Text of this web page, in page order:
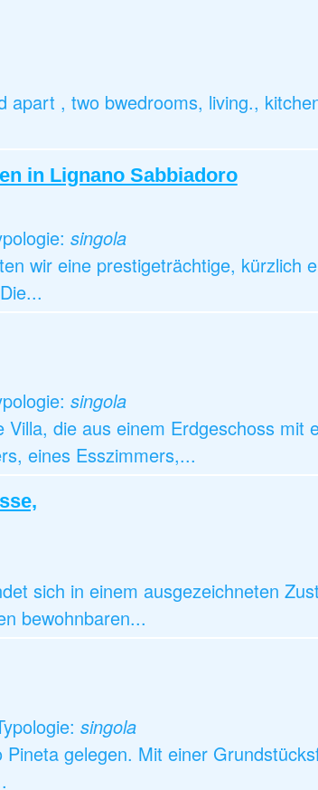
, two bwedrooms, living.,
in Lignano Sabbiadoro
singola
wir eine prestigeträchtige, kürzlich
singola
die aus einem Erdgeschoss mit
eines Esszimmers,...
sich in einem ausgezeichneten
bewohnbaren...
singola
gelegen. Mit einer